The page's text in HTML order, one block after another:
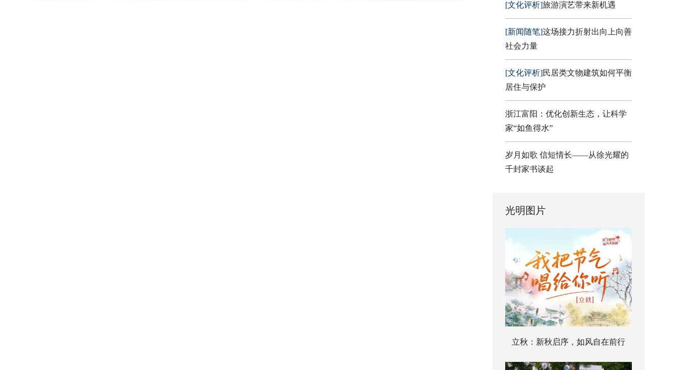
[文化评析]旅游演艺带来新机遇
[新闻随笔]这场接力折射出向上向善
社会力量
[文化评析]民居类文物建筑如何平衡
居住与保护
浙江富阳：优化创新生态，让科学
家“如鱼得水”
岁月如歌 信短情长——从徐光耀的
千封家书谈起
光明图片
立秋：新秋启序，如风自在前行